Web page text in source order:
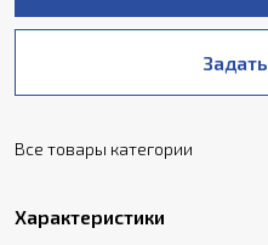
Все товары категории
Характеристики